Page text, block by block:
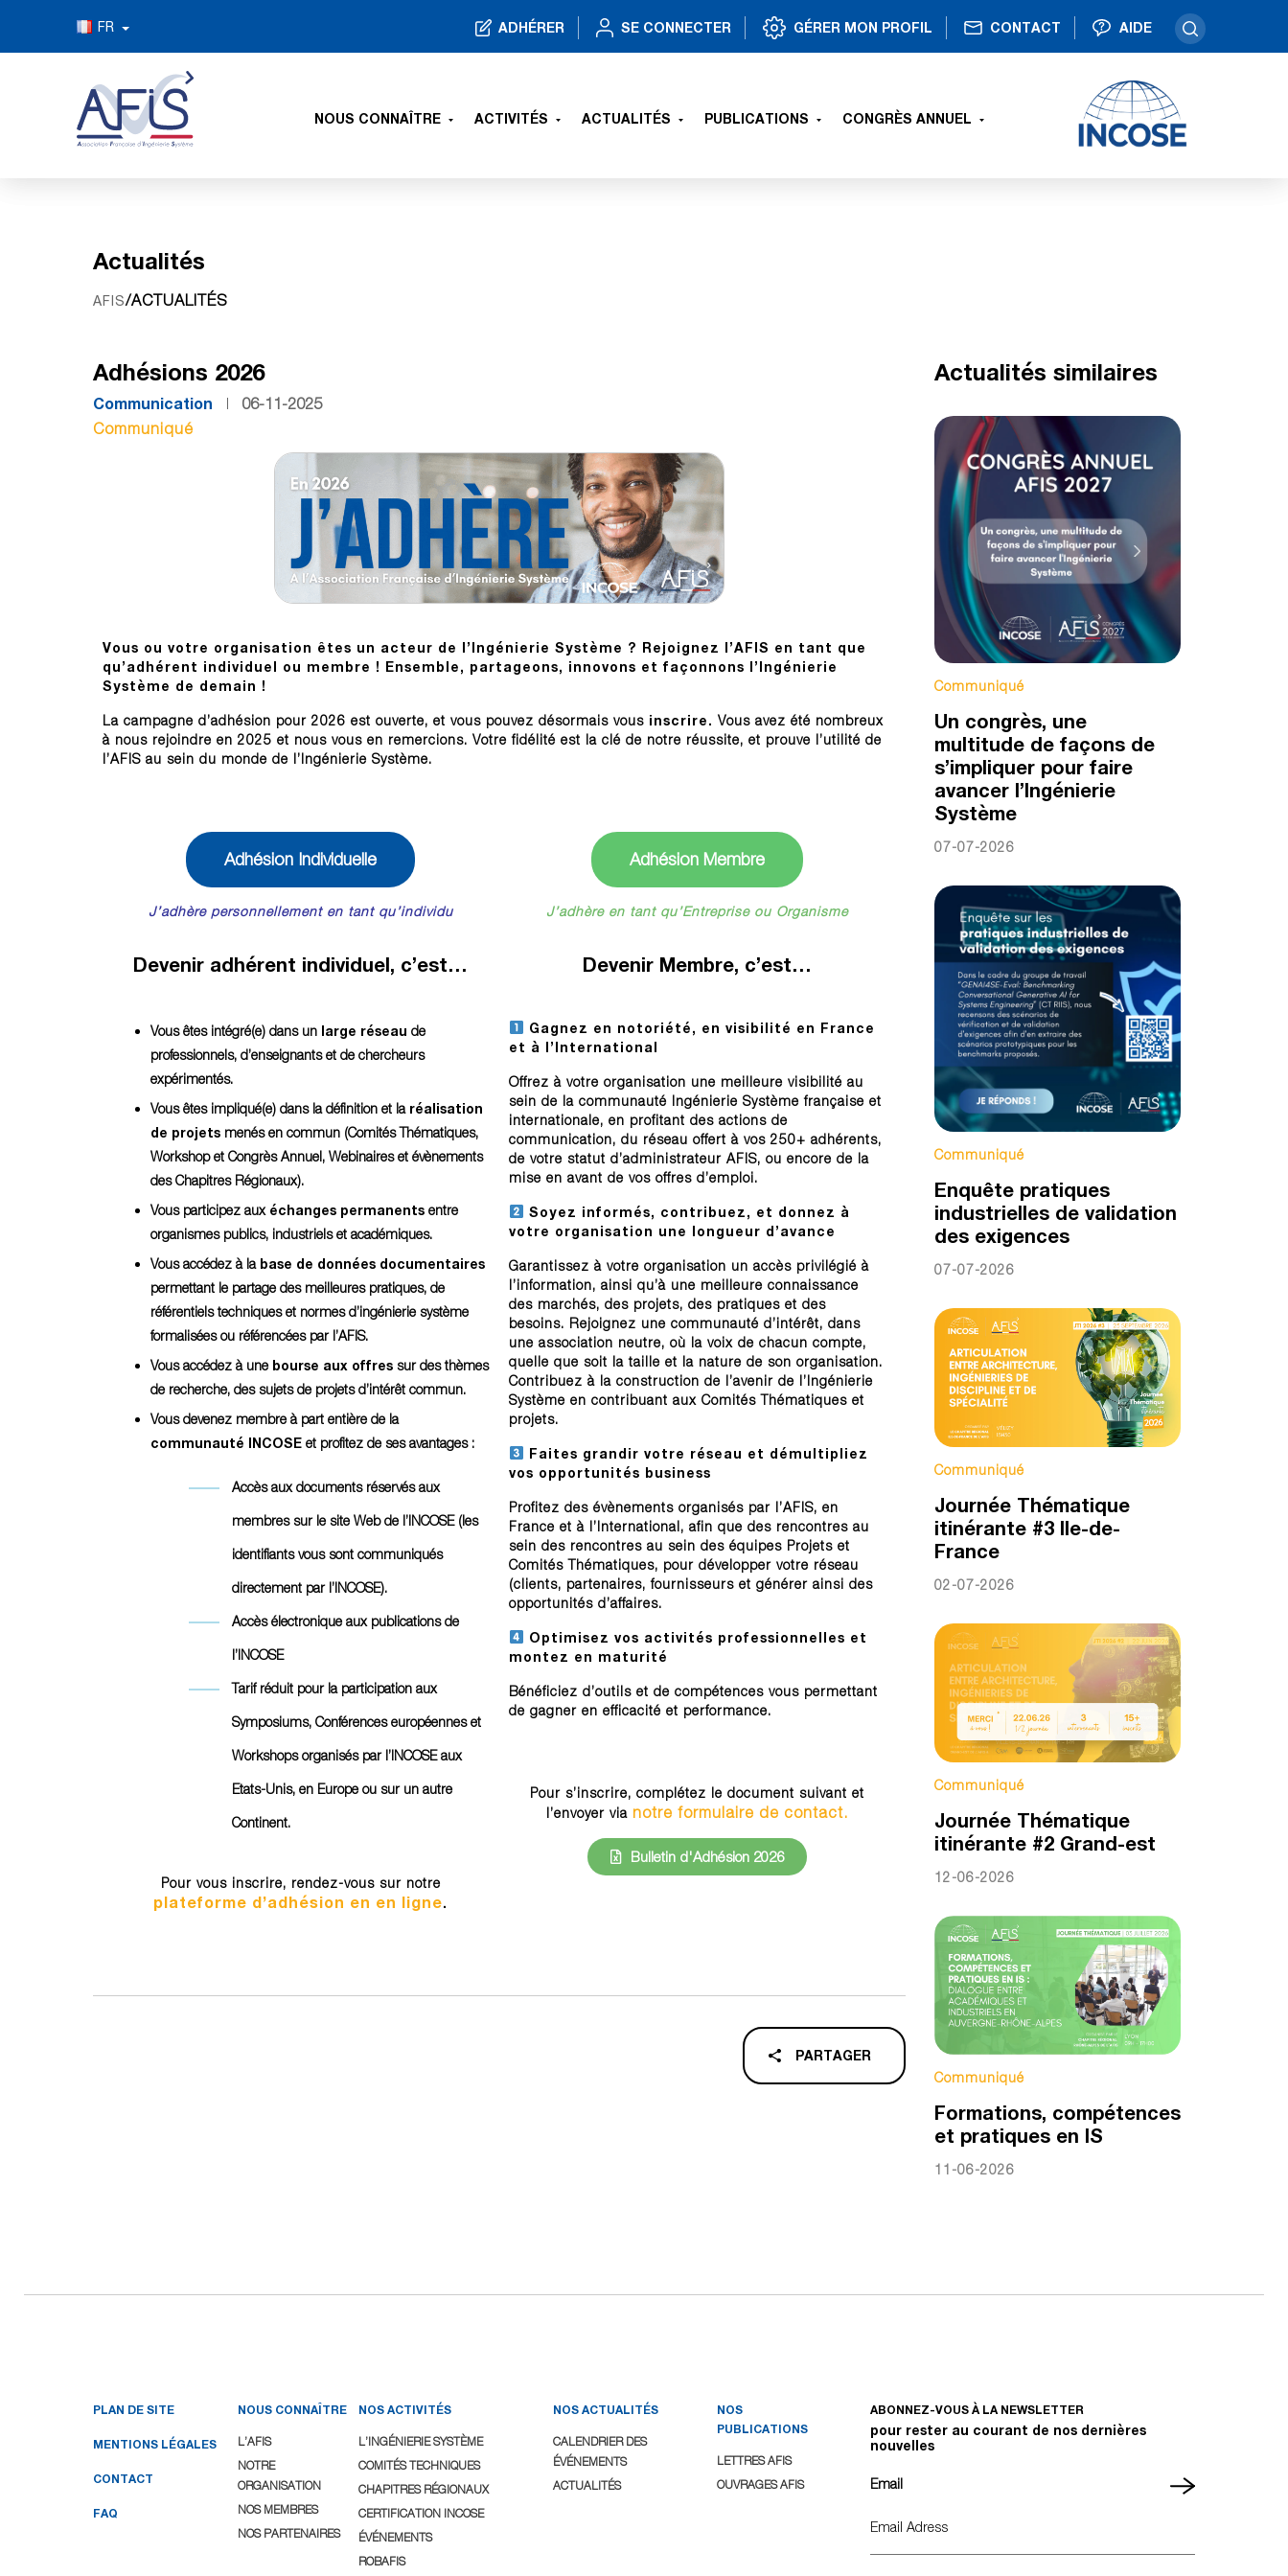
FR ADHÉRER SE CONNECTER GÉRER MON PROFIL CONTACT AIDE
NOUS CONNAÎTRE ACTIVITÉS ACTUALITÉS PUBLICATIONS CONGRÈS ANNUEL
Actualités
AFIS/ACTUALITÉS
Adhésions 2026
Communication
06-11-2025
Communiqué
Vous ou votre organisation êtes un acteur de l’Ingénierie Système ? Rejoignez l’AFIS en tant que
qu’adhérent individuel ou membre ! Ensemble, partageons, innovons et façonnons l’Ingénierie
Système de demain !
La campagne d’adhésion pour 2026 est ouverte, et vous pouvez désormais vous inscrire. Vous avez été nombreux
à nous rejoindre en 2025 et nous vous en remercions. Votre fidélité est la clé de notre réussite, et prouve l’utilité de
l’AFIS au sein du monde de l’Ingénierie Système.
Adhésion Individuelle
J’adhère personnellement en tant qu’individu
Devenir adhérent individuel, c’est…
Vous êtes intégré(e) dans un large réseau de
professionnels, d’enseignants et de chercheurs
expérimentés.
Vous êtes impliqué(e) dans la définition et la réalisation
de projets menés en commun (Comités Thématiques,
Workshop et Congrès Annuel, Webinaires et évènements
des Chapitres Régionaux).
Vous participez aux échanges permanents entre
organismes publics, industriels et académiques.
Vous accédez à la base de données documentaires
permettant le partage des meilleures pratiques, de
référentiels techniques et normes d’ingénierie système
formalisées ou référencées par l’AFIS.
Vous accédez à une bourse aux offres sur des thèmes
de recherche, des sujets de projets d’intérêt commun.
Vous devenez membre à part entière de la
communauté INCOSE et profitez de ses avantages :
Accès aux documents réservés aux
membres sur le site Web de l’INCOSE (les
identifiants vous sont communiqués
directement par l’INCOSE).
Accès électronique aux publications de
l’INCOSE
Tarif réduit pour la participation aux
Symposiums, Conférences européennes et
Workshops organisés par l’INCOSE aux
Etats-Unis, en Europe ou sur un autre
Continent.
Pour vous inscrire, rendez-vous sur notre
plateforme d’adhésion en en ligne.
Adhésion Membre
J’adhère en tant qu’Entreprise ou Organisme
Devenir Membre, c’est…
Gagnez en notoriété, en visibilité en France
et à l’International
Offrez à votre organisation une meilleure visibilité au
sein de la communauté Ingénierie Système française et
internationale, en profitant des actions de
communication, du réseau offert à vos 250+ adhérents,
de votre statut d’administrateur AFIS, ou encore de la
mise en avant de vos offres d’emploi.
Soyez informés, contribuez, et donnez à
votre organisation une longueur d’avance
Garantissez à votre organisation un accès privilégié à
l’information, ainsi qu’à une meilleure connaissance
des marchés, des projets, des pratiques et des
besoins. Rejoignez une communauté d’intérêt, dans
une association neutre, où la voix de chacun compte,
quelle que soit la taille et la nature de son organisation.
Contribuez à la construction de l’avenir de l’Ingénierie
Système en contribuant aux Comités Thématiques et
projets.
Faites grandir votre réseau et démultipliez
vos opportunités business
Profitez des évènements organisés par l’AFIS, en
France et à l’International, afin que des rencontres au
sein des rencontres au sein des équipes Projets et
Comités Thématiques, pour développer votre réseau
(clients, partenaires, fournisseurs et générer ainsi des
opportunités d’affaires.
Optimisez vos activités professionnelles et
montez en maturité
Bénéficiez d’outils et de compétences vous permettant
de gagner en efficacité et performance.
Pour s’inscrire, complétez le document suivant et
l’envoyer via notre formulaire de contact.
Bulletin d'Adhésion 2026
PARTAGER
Actualités similaires
Communiqué
Un congrès, une
multitude de façons de
s’impliquer pour faire
avancer l’Ingénierie
Système
07-07-2026
Communiqué
Enquête pratiques
industrielles de validation
des exigences
07-07-2026
Communiqué
Journée Thématique
itinérante #3 Ile-de-
France
02-07-2026
Communiqué
Journée Thématique
itinérante #2 Grand-est
12-06-2026
Communiqué
Formations, compétences
et pratiques en IS
11-06-2026
PLAN DE SITE
MENTIONS LÉGALES
CONTACT
FAQ
NOUS CONNAÎTRE
L’AFIS
NOTRE
ORGANISATION
NOS MEMBRES
NOS PARTENAIRES
NOS ACTIVITÉS
L’INGÉNIERIE SYSTÈME
COMITÉS TECHNIQUES
CHAPITRES RÉGIONAUX
CERTIFICATION INCOSE
ÉVÉNEMENTS
ROBAFIS
NOS ACTUALITÉS
CALENDRIER DES
ÉVÉNEMENTS
ACTUALITÉS
NOS
PUBLICATIONS
LETTRES AFIS
OUVRAGES AFIS
ABONNEZ-VOUS À LA NEWSLETTER
pour rester au courant de nos dernières
nouvelles
Email